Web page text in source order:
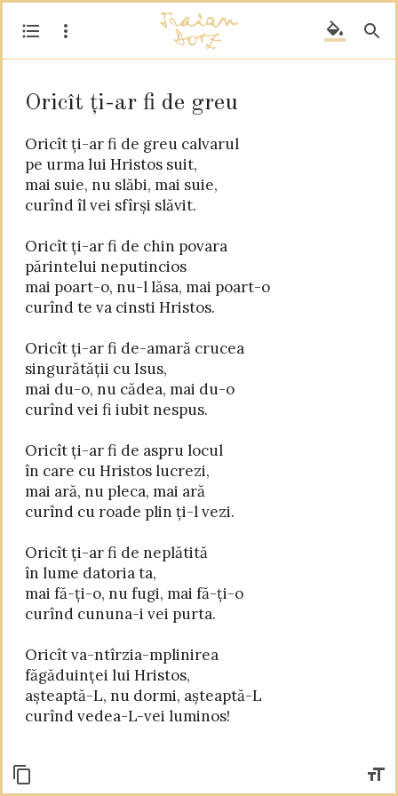
Oricît ți-ar fi de greu
Oricît ți-ar fi de greu calvarul
pe urma lui Hristos suit,
mai suie, nu slăbi, mai suie,
curînd îl vei sfîrși slăvit.
Oricît ți-ar fi de chin povara
părintelui neputincios
mai poart-o, nu-l lăsa, mai poart-o
curînd te va cinsti Hristos.
Oricît ți-ar fi de-amară crucea
singurătății cu Isus,
mai du-o, nu cădea, mai du-o
curînd vei fi iubit nespus.
Oricît ți-ar fi de aspru locul
în care cu Hristos lucrezi,
mai ară, nu pleca, mai ară
curînd cu roade plin ți-l vezi.
Oricît ți-ar fi de neplătită
în lume datoria ta,
mai fă-ți-o, nu fugi, mai fă-ți-o
curînd cununa-i vei purta.
Oricît va-ntîrzia-mplinirea
făgăduinței lui Hristos,
așteaptă-L, nu dormi, așteaptă-L